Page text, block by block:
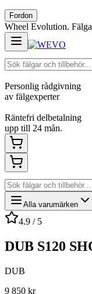
Fordon
Wheel Evolution.
Personlig rådgivning
av fälgexperter
Räntefri delbetalning
upp till 24 mån.
Alla varumärken
4.9 / 5
DUB S120
DUB
9 850 kr